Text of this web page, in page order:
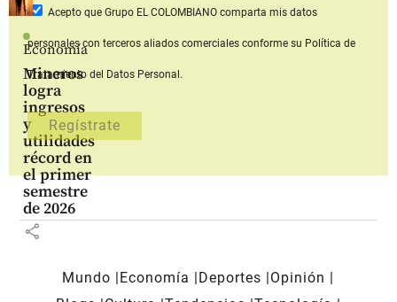
Economía
Mineros
logra
ingresos
y
utilidades
récord en
el primer
semestre
de 2026
share
Acepto que Grupo EL COLOMBIANOcomparta mis datos
personales con terceros aliados comerciales conforme su Política de
Tratamiento del Datos Personal.
Mundo Economía Deportes
Opinión